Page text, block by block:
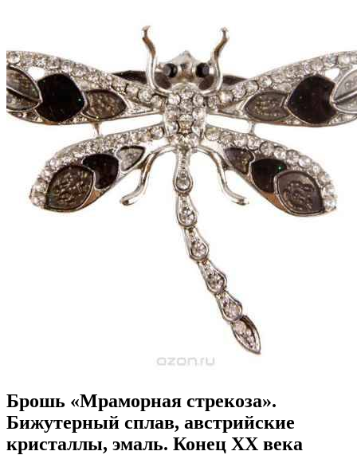
Брошь «Мраморная стрекоза».
Бижутерный сплав, австрийские
кристаллы, эмаль. Конец XX века